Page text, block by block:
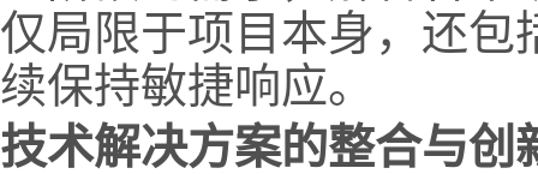
仅局限于项目本身，还包
续保持敏捷响应。
技术解决方案的整合与创